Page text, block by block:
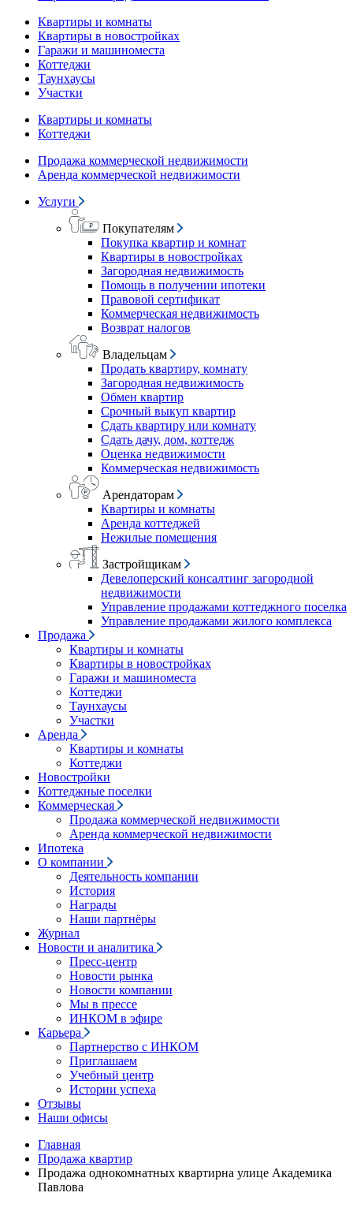
Квартиры и комнаты
Квартиры в новостройках
Гаражи и машиноместа
Коттеджи
Таунхаусы
Участки
Квартиры и комнаты
Коттеджи
Продажа коммерческой недвижимости
Аренда коммерческой недвижимости
Услуги
Покупателям
Покупка квартир и комнат
Квартиры в новостройках
Загородная недвижимость
Помощь в получении ипотеки
Правовой сертификат
Коммерческая недвижимость
Возврат налогов
Владельцам
Продать квартиру, комнату
Загородная недвижимость
Обмен квартир
Срочный выкуп квартир
Сдать квартиру или комнату
Сдать дачу, дом, коттедж
Оценка недвижимости
Коммерческая недвижимость
Арендаторам
Квартиры и комнаты
Аренда коттеджей
Нежилые помещения
Застройщикам
Девелоперский консалтинг загородной
недвижимости
Управление продажами коттеджного поселка
Управление продажами жилого комплекса
Продажа
Квартиры и комнаты
Квартиры в новостройках
Гаражи и машиноместа
Коттеджи
Таунхаусы
Участки
Аренда
Квартиры и комнаты
Коттеджи
Новостройки
Коттеджные поселки
Коммерческая
Продажа коммерческой недвижимости
Аренда коммерческой недвижимости
Ипотека
О компании
Деятельность компании
История
Награды
Наши партнёры
Журнал
Новости и аналитика
Пресс-центр
Новости рынка
Новости компании
Мы в прессе
ИНКОМ в эфире
Карьера
Партнерство с ИНКОМ
Приглашаем
Учебный центр
Истории успеха
Отзывы
Наши офисы
Главная
Продажа квартир
Продажа однокомнатных квартирна улице Академика
Павлова